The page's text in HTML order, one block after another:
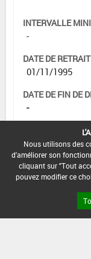
INTERVALLE
-
DATE DE
01/11/1995
DATE DE FIN DE
-
DATE DE FIN
-
Nous utilisons des
d'améliorer son
cliquant sur "Tout
pouvez modifier ce